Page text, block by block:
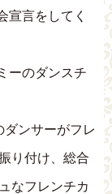
宣言をしてく
ーのダンスチ
ンサーがフレ
り付け、総合
なフレンチカ